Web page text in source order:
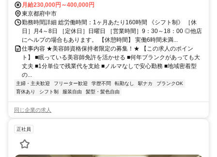
月給230,000円～400,000円
東京都府中市
勤務時間詳細 総労働時間：1ヶ月あたり160時間 《シフト制》 ［休
日］月4～8日 ［定休日］日曜日 ［営業時間］9：30～18：00 ◎他店
にヘルプの場合もあります。 【休憩時間】 実働6時間未満...
仕事内容 ★美容師資格保持者限定の募集！★ 【この求人のポイン
ト】 ■眠っている美容師免許を活かせる ■何年ブランクがあっても大
丈夫 ■1分単位で残業代を支給 ■ノルマなしで安心勤務 ■地域密着型
の...
主婦・主夫歓迎 フリーター歓迎 学歴不問 転勤なし 駅ナカ
ブランクOK
育休あり
シフト制 服装自由 髪型・髪色自由
同じ企業の求人
正社員